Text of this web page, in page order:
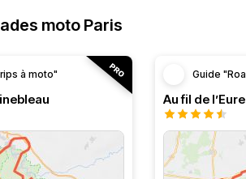
moto Paris
à moto" Guide
Au fil de l’Eure